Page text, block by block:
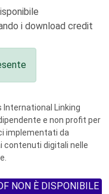
i download credit
International Linking
e non profit per
implementati da
contenuti digitali nelle
NON È DISPONIBILE